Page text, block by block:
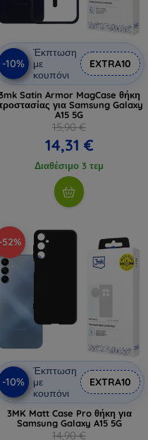
-10%
Έκπτωση
με
κουπόνι
EXTRA10
Satin Armor MagCase θήκη
για Samsung Galaxy
A15 5G
15,90 €
14,31 €
Διαθέσιμο 3 τεμ
-52%
-10%
Έκπτωση
με
κουπόνι
EXTRA10
3MK Matt Case Pro θήκη για
Samsung Galaxy A15 5G
14,90 €